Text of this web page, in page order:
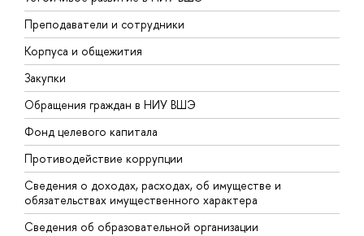
Преподаватели и сотрудники
Корпуса и общежития
Закупки
Обращения граждан в НИУ ВШЭ
Фонд целевого капитала
Противодействие коррупции
Сведения о доходах, расходах, об имуществе и
обязательствах имущественного характера
Сведения об образовательной организации